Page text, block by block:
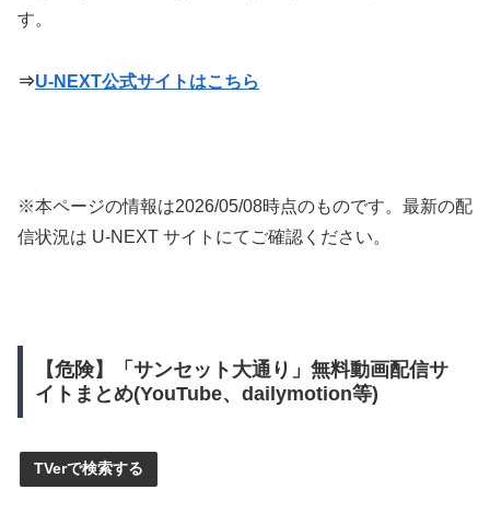
す。
⇒U-NEXT公式サイトはこちら
※本ページの情報は2026/05/08時点のものです。最新の配
信状況は U-NEXT サイトにてご確認ください。
【危険】「サンセット大通り」無料動画配信サ
イトまとめ(YouTube、dailymotion等)
TVerで検索する